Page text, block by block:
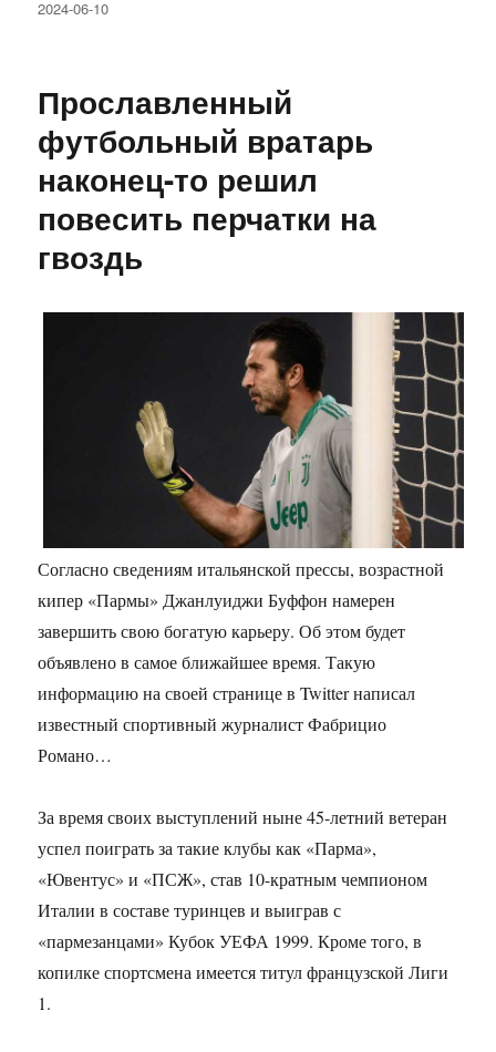
Опубликовано
2024-06-10
Прославленный
футбольный вратарь
наконец-то решил
повесить перчатки на
гвоздь
Согласно сведениям итальянской прессы, возрастной
кипер «Пармы» Джанлуиджи Буффон намерен
завершить свою богатую карьеру. Об этом будет
объявлено в самое ближайшее время. Такую
информацию на своей странице в Twitter написал
известный спортивный журналист Фабрицио
Романо…
За время своих выступлений ныне 45-летний ветеран
успел поиграть за такие клубы как «Парма»,
«Ювентус» и «ПСЖ», став 10-кратным чемпионом
Италии в составе туринцев и выиграв с
«пармезанцами» Кубок УЕФА 1999. Кроме того, в
копилке спортсмена имеется титул французской Лиги
1.